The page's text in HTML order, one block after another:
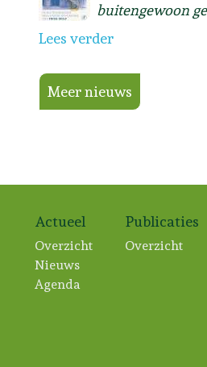
buitengewoon
Lees verder
Meer nieuws
Actueel
Overzicht
Nieuws
Agenda
Publicaties
Overzicht